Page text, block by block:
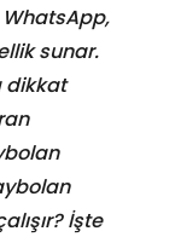
sunar.
dikkat
İşte